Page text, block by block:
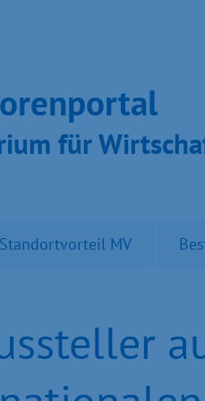
für
Standortvorteil MV